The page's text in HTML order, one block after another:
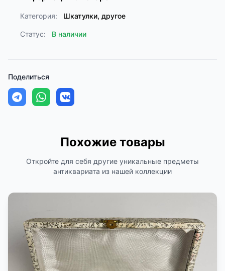
Категория: Шкатулки, другое
Статус: В наличии
Поделиться
Похожие товары
Откройте для себя другие уникальные предметы
антиквариата из нашей коллекции